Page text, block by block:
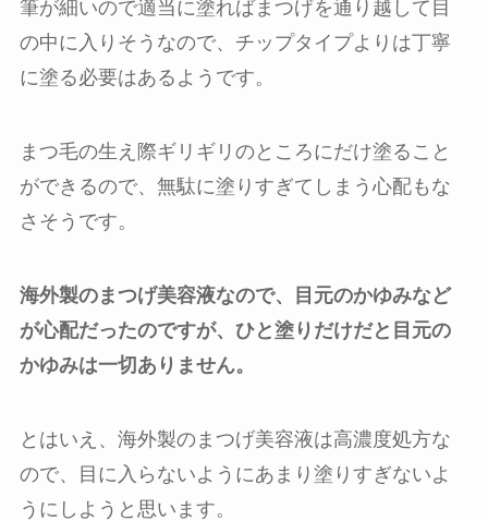
筆が細いので適当に塗ればまつげを通り越して目
の中に入りそうなので、チップタイプよりは丁寧
に塗る必要はあるようです。
まつ毛の生え際ギリギリのところにだけ塗ること
ができるので、無駄に塗りすぎてしまう心配もな
さそうです。
海外製のまつげ美容液なので、目元のかゆみなど
が心配だったのですが、ひと塗りだけだと目元の
かゆみは一切ありません。
とはいえ、海外製のまつげ美容液は高濃度処方な
ので、目に入らないようにあまり塗りすぎないよ
うにしようと思います。